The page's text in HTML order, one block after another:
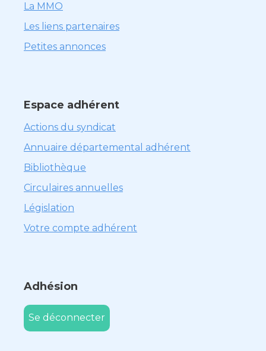
La MMO
Les liens partenaires
Petites annonces
Espace adhérent
Actions du syndicat
Annuaire départemental adhérent
Bibliothèque
Circulaires annuelles
Législation
Votre compte adhérent
Adhésion
Se déconnecter